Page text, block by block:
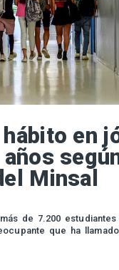
en
Minsal
de 7.200
que ha